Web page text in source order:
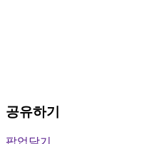
공유하기
팝업닫기